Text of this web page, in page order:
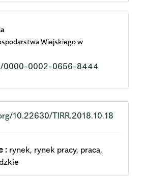
Wiejskiego w
0000-0002-0656-8444
10.22630/TIRR.2018.10.18
: rynek, rynek pracy, praca,